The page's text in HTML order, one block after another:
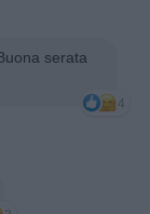
serata
4